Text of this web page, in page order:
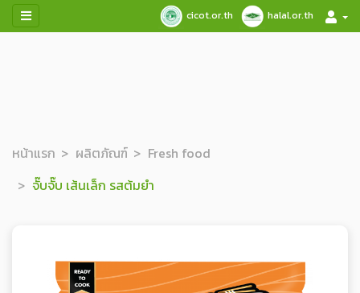
cicot.or.th halal.or.th
หน้าแรก ผลิตภัณฑ์
Fresh food
จั๊บจั๊บ เส้นเล็ก รสต้มยำ